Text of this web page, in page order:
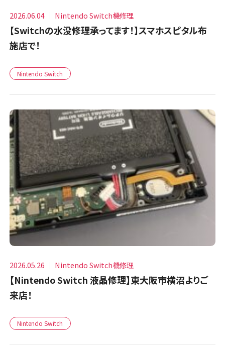
2026.06.04 Nintendo Switch機修理
【Switchの水没修理承ってます！】スマホスピタル布
施店で！
Nintendo Switch
2026.05.26 Nintendo Switch機修理
【Nintendo Switch 液晶修理】東大阪市横沼よりご
来店！
Nintendo Switch